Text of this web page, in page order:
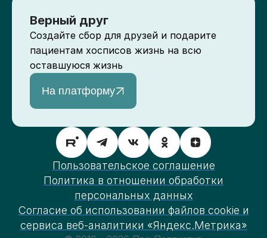
Верный друг
Создайте сбор для друзей и подарите
пациентам хосписов жизнь на всю
оставшуюся жизнь
На платформу
Пользовательское соглашение
Политика в отношении обработки
персональных данных
Согласие об использовании файлов cookie и
сервиса веб-аналитики «Яндекс.Метрика»